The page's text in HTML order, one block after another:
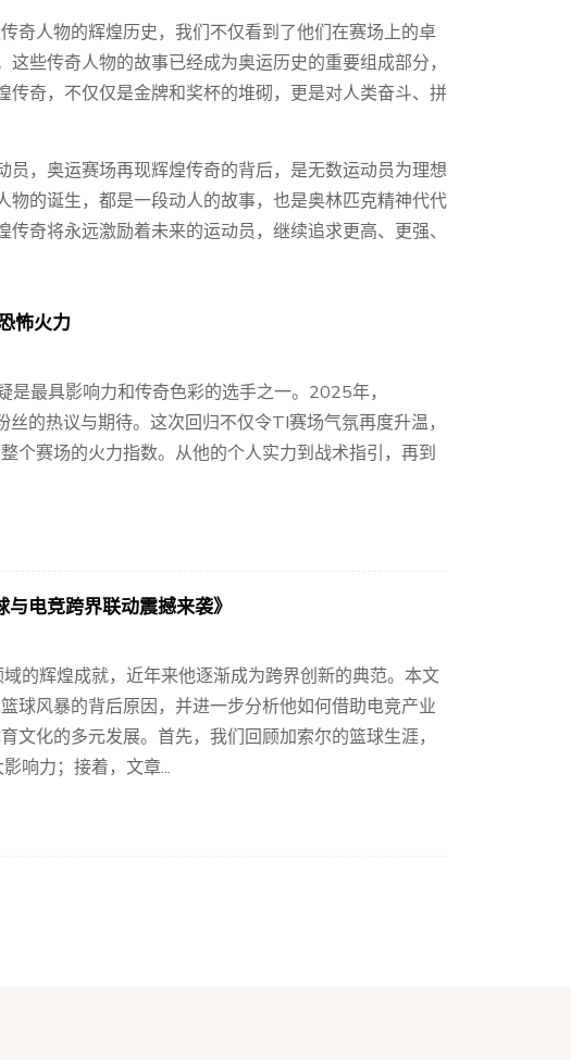
奇人物的辉煌历史，我们不仅看到了他们在赛场上的卓
些传奇人物的故事已经成为奥运历史的重要组成部分，
奇，不仅仅是金牌和奖杯的堆砌，更是对人类奋斗、拼
，奥运赛场再现辉煌传奇的背后，是无数运动员为理想
的诞生，都是一段动人的故事，也是奥林匹克精神代代
奇将永远激励着未来的运动员，继续追求更高、更强、
怖火力
最具影响力和传奇色彩的选手之一。2025年，
的热议与期待。这次回归不仅令TI赛场气氛再度升温，
个赛场的火力指数。从他的个人实力到战术指引，再到
与电竞跨界联动震撼来袭》
的辉煌成就，近年来他逐渐成为跨界创新的典范。本文
球风暴的背后原因，并进一步分析他如何借助电竞产业
文化的多元发展。首先，我们回顾加索尔的篮球生涯，
响力；接着，文章...